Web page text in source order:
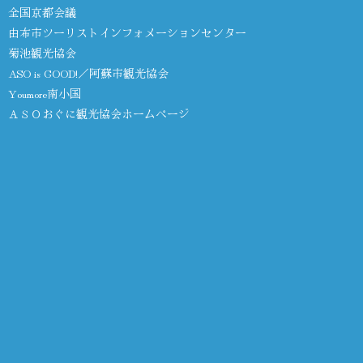
全国京都会議
由布市ツーリストインフォメーションセンター
菊池観光協会
ASO is GOOD!／阿蘇市観光協会
Youmore南小国
ＡＳＯおぐに観光協会ホームページ